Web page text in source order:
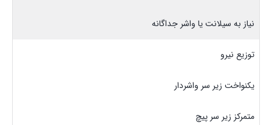
نیاز به سیلانت یا واشر جداگانه
توزیع نیرو
یکنواخت زیر سر واشردار
متمرکز زیر سر پیچ